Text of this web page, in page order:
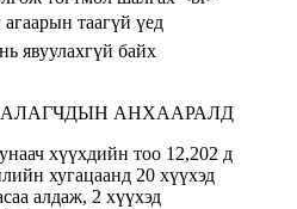
АНХААРАЛД